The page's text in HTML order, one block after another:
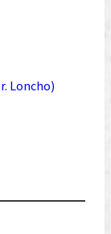
Loncho)